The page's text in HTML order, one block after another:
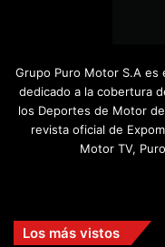
Grupo Puro Motor S.A es
dedicado a la cobertura
los Deportes de Motor
revista oficial de
Motor TV,
Los más vistos